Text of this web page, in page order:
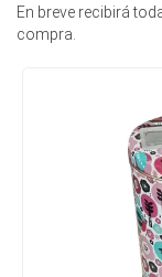
En breve recibirá
compra.